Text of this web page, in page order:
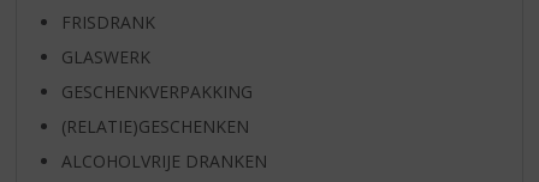
FRISDRANK
GLASWERK
GESCHENKVERPAKKING
(RELATIE)GESCHENKEN
ALCOHOLVRIJE DRANKEN